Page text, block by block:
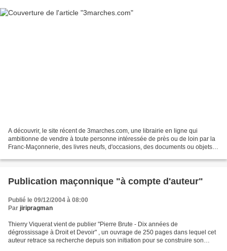
A découvrir, le site récent de 3marches.com, une librairie en ligne qui
ambitionne de vendre à toute personne intéressée de près ou de loin par la
Franc-Maçonnerie, des livres neufs, d'occasions, des documents ou objets
Publication maçonnique "à compte d'auteur"
Publié le 09/12/2004 à 08:00
Par jiripragman
Thierry Viquerat vient de publier "Pierre Brute - Dix années de
dégrossissage à Droit et Devoir" , un ouvrage de 250 pages dans lequel cet
auteur retrace sa recherche depuis son initiation pour se construire son